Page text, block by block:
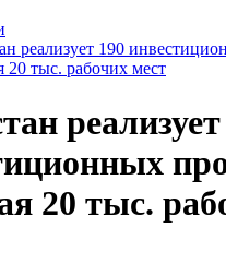
реализует 190
20 тыс. рабочих мест
20 тыс.